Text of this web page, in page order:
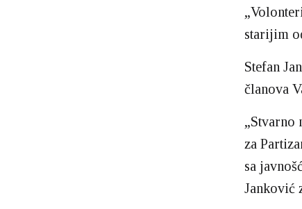
starijim
Stefan
članova
„Stvarno
za
sa
Janković